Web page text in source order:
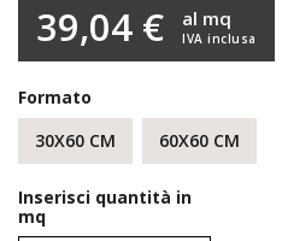
39,04 € IVA inclusa
al mq
Formato
30X60 CM
60X60 CM
Inserisci quantità in
mq